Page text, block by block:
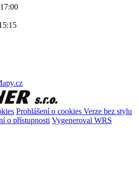
Prohlášení o cookies Verze bez stylu
o přístupnosti Vygeneroval WRS